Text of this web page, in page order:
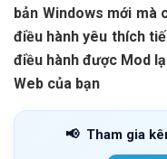
bản Windows mới mà
điều hành yêu thích
điều hành được Mod
Web của bạn
📢 Tham gia